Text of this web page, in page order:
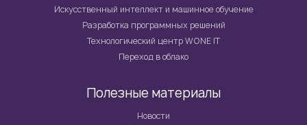
Искусственный интеллект и машинное обучение
Разработка программных решений
Технологический центр WONE IT
Переход в облако
Полезные материалы
Новости